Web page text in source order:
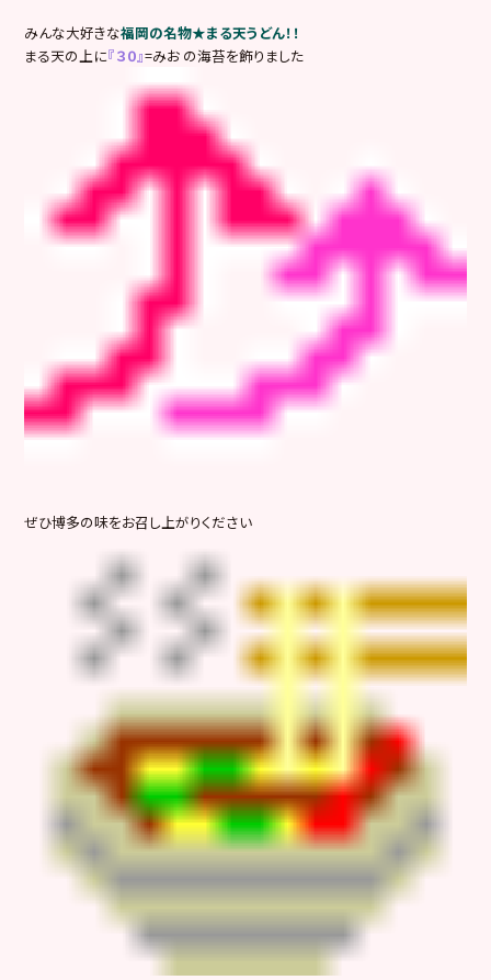
みんな大好きな福岡の名物★まる天うどん！！
まる天の上に『３０』=みお の海苔を飾りました
ぜひ博多の味をお召し上がりください